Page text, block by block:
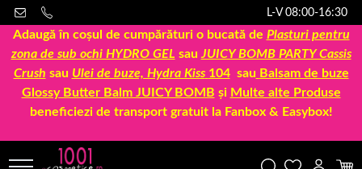
L-V 08:00-16:30
Adaugă în coșul de cumpărături o bucată de Plasturi pentru
zona de sub ochi HYDRO GEL sau JUICY BOMB PARTY Cassis
Crush sau Ulei de buze, Hydra Kiss 104sau Balsam de buze
Glossy Butter Balm JUICY BOMB și Multe alte Produse
beneficiezi de transport gratuit la Fanbox & Easybox!